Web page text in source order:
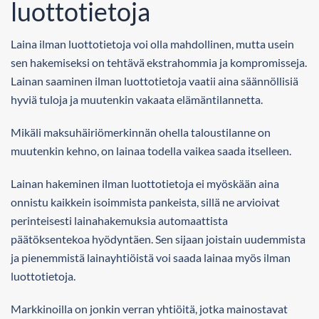
luottotietoja
Laina ilman luottotietoja voi olla mahdollinen, mutta usein
sen hakemiseksi on tehtävä ekstrahommia ja kompromisseja.
Lainan saaminen ilman luottotietoja vaatii aina säännöllisiä
hyviä tuloja ja muutenkin vakaata elämäntilannetta.
Mikäli maksuhäiriömerkinnän ohella taloustilanne on
muutenkin kehno, on lainaa todella vaikea saada itselleen.
Lainan hakeminen ilman luottotietoja ei myöskään aina
onnistu kaikkein isoimmista pankeista, sillä ne arvioivat
perinteisesti lainahakemuksia automaattista
päätöksentekoa hyödyntäen. Sen sijaan joistain uudemmista
ja pienemmistä lainayhtiöistä voi saada lainaa myös ilman
luottotietoja.
Markkinoilla on jonkin verran yhtiöitä, jotka mainostavat